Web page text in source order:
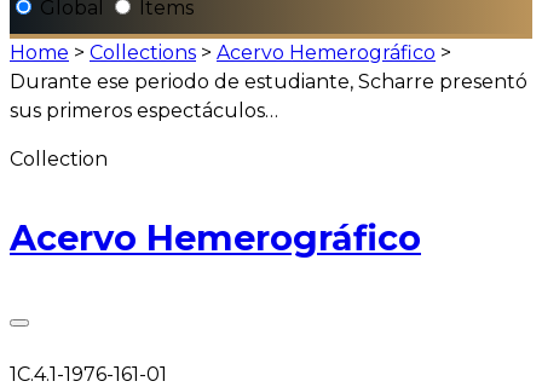
Global
Items
Home > Collections > Acervo Hemerográfico >
Durante ese periodo de estudiante, Scharre presentó
sus primeros espectáculos…
Collection
Acervo Hemerográfico
1C.4.1-1976-161-01